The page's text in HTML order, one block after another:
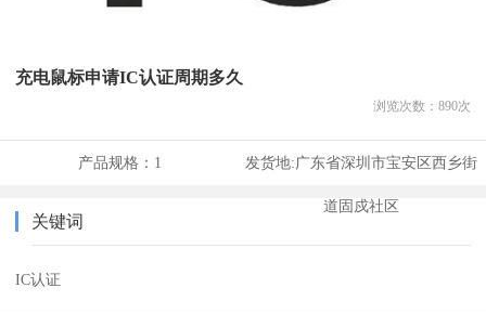
充电鼠标申请IC认证周期多久
浏览次数： 890次
产品规格： 1 发货地:广东省深圳市宝安区西乡街
道固戍社区
关键词
IC认证